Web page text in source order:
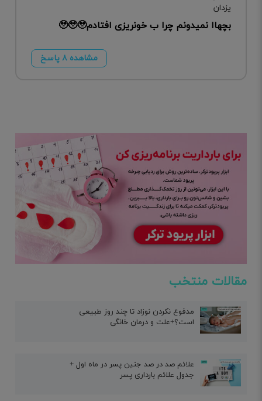
بچهاا نمیدونم چرا ب خونریزی افتادم🥹🥹🥹
مشاهده ۸ پاسخ
مقالات منتخب
مدفوع نکردن نوزاد تا چند روز طبیعی
است؟+علت و درمان خانگی
علائم صد در صد جنین پسر در ماه اول +
جدول علائم بارداری پسر